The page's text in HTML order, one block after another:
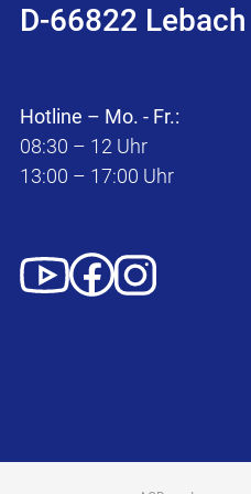
D-66822 Lebach
Hotline – Mo. - Fr.:
08:30 – 12 Uhr
13:00 – 17:00 Uhr